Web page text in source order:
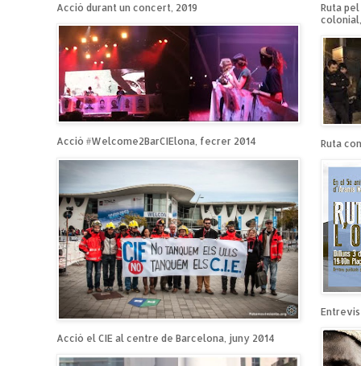
Acció durant un concert, 2019
Acció #Welcome2BarCIElona, fecrer 2014
Acció el CIE al centre de Barcelona, juny 2014
Ruta
Ruta